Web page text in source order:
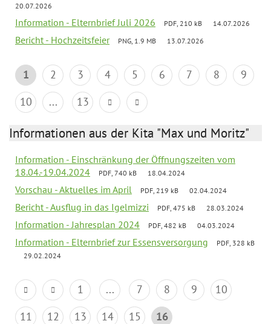
20.07.2026
Information - Elternbrief Juli 2026 PDF, 210 kB 14.07.2026
Bericht - Hochzeitsfeier PNG, 1.9 MB 13.07.2026
1 2 3 4 5 6 7 8
9
10
... 13
Informationen aus der Kita "Max und Moritz"
Information - Einschränkung der Öffnungszeiten vom
18.04.-19.04.2024
PDF, 740 kB 18.04.2024
Vorschau - Aktuelles im April PDF, 219 kB 02.04.2024
Bericht - Ausflug in das Igelmizzi PDF, 475 kB 28.03.2024
Information - Jahresplan 2024 PDF, 482 kB 04.03.2024
Information - Elternbrief zur Essensversorgung
PDF, 328 kB
29.02.2024
1 ... 7 8 9
10
11
12 13 14 15 16